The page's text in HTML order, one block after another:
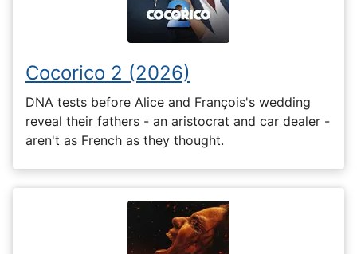
Cocorico 2 (2026)
DNA tests before Alice and François's wedding
reveal their fathers - an aristocrat and car dealer -
aren't as French as they thought.